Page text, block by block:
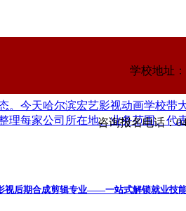
。今天哈尔滨宏艺影视动画学校
理每家公司所在地、业务范围、
视后期合成剪辑专业——一站式解锁就业技
学校地址
咨询报名电话：